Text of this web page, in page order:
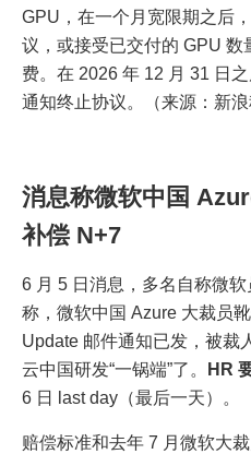
GPU，在一个月宽限期之后
议，或接受已交付的 GPU 数
费。在 2026 年 12 月 31 日
通知终止协议。（来源：新浪
消息称微软中国
补偿 N+7
6 月 5 日消息，多名自称微
称，微软中国 Azure 大裁员
Update 邮件通知已发，被裁
云中国研发“一锅端”了。
HR
6 日 last day（最后一天）。
赔偿标准和去年 7 月微软大